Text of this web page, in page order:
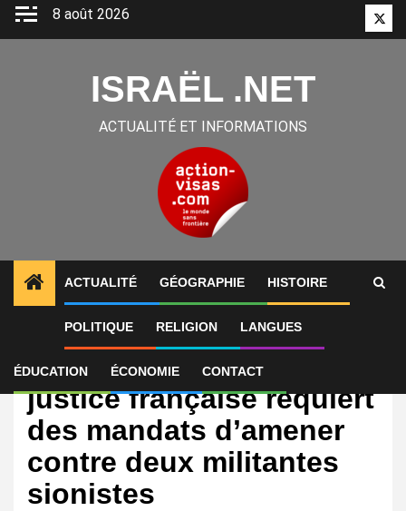
Aller
8 août 2026
ISRAËL .NET
ACTUALITÉ ET INFORMATIONS
ACTUALITÉ GÉOGRAPHIE HISTOIRE
POLITIQUE RELIGION LANGUES
ÉDUCATION ÉCONOMIE CONTACT
International
Génocide à Gaza : la
justice française requiert
des mandats d’amener
contre deux militantes
sionistes